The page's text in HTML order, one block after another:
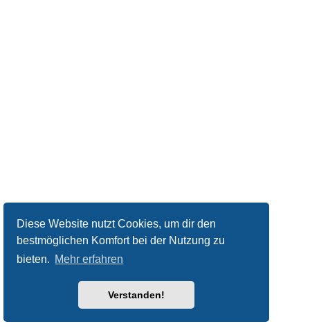
Diese Website nutzt Cookies, um dir den
bestmöglichen Komfort bei der Nutzung zu
bieten. Mehr erfahren
Verstanden!